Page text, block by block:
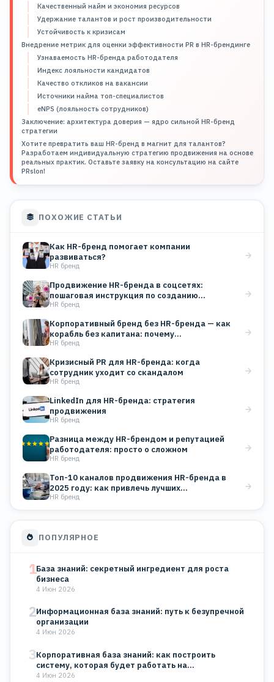
Качественный найм и экономия ресурсов
Удержание талантов и рост производительности
Устойчивость к кризисам
Внедрение метрик для оценки эффективности PR в HR-брендинге
Узнаваемость HR-бренда работодателя
Индекс лояльности кандидатов
Качество откликов на вакансии
Источники найма топ-специалистов
eNPS (лояльность сотрудников)
Заключение: архитектура доверия — ядро сильной HR-бренд
стратегии
Хотите превратить ваш HR-бренд в магнит для талантов?
Разработаем индивидуальную стратегию продвижения на основе
реальных практик. Оставьте заявку на консультацию на сайте
PRslon!
ПОХОЖИЕ СТАТЬИ
Как HR-бренд помогает компании
развиваться?
HR бренд
Продвижение HR-бренда в соцсетях:
пошаговая инструкция по созданию
корпоративного блога
HR бренд
Корпоративный бренд без HR-бренда — как
корабль без капитана: почему…
HR бренд
Кризисный PR для HR-бренда: когда
сотрудник уходит со скандалом
HR бренд
LinkedIn для HR-бренда: стратегия
продвижения
HR бренд
Разница между HR-брендом и репутацией
работодателя: просто о сложном
HR бренд
Топ-10 каналов продвижения HR-бренда в
2025 году: как привлечь лучших…
HR бренд
ПОПУЛЯРНОЕ
1База знаний: секретный ингредиент для роста
бизнеса
4 Июн 2026
2Информационная база знаний: путь к безупречной
организации
4 Июн 2026
3Корпоративная база знаний: как построить
систему, которая будет работать на…
4 Июн 2026